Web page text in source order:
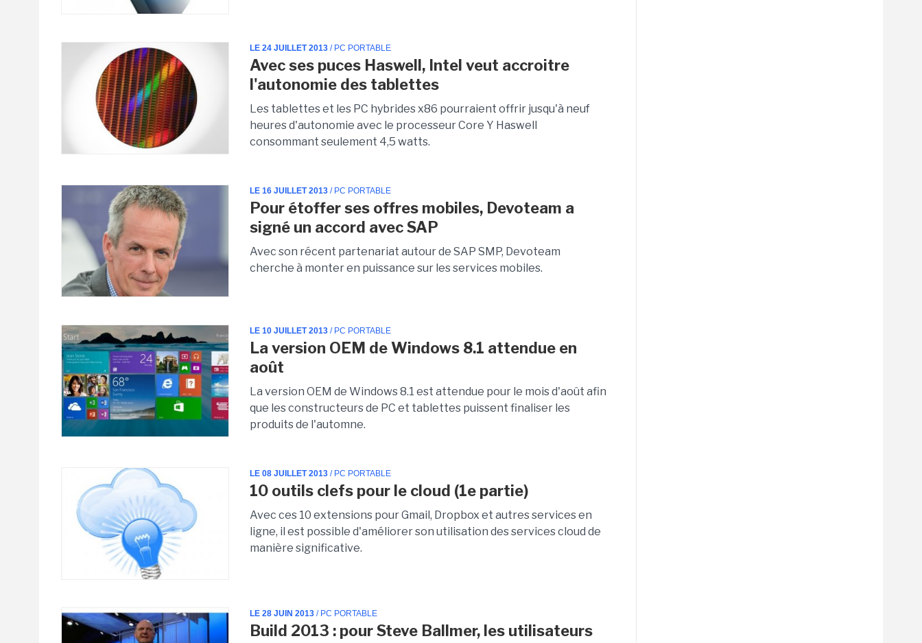
LE 24 JUILLET 2013 / PC PORTABLE
Avec ses puces Haswell, Intel veut accroitre
l'autonomie des tablettes
Les tablettes et les PC hybrides x86 pourraient offrir jusqu'à neuf
heures d'autonomie avec le processeur Core Y Haswell
consommant seulement 4,5 watts.
LE 16 JUILLET 2013 / PC PORTABLE
Pour étoffer ses offres mobiles, Devoteam a
signé un accord avec SAP
Avec son récent partenariat autour de SAP SMP, Devoteam
cherche à monter en puissance sur les services mobiles.
LE 10 JUILLET 2013 / PC PORTABLE
La version OEM de Windows 8.1 attendue en
août
La version OEM de Windows 8.1 est attendue pour le mois d'août afin
que les constructeurs de PC et tablettes puissent finaliser les
produits de l'automne.
LE 08 JUILLET 2013 / PC PORTABLE
10 outils clefs pour le cloud (1e partie)
Avec ces 10 extensions pour Gmail, Dropbox et autres services en
ligne, il est possible d'améliorer son utilisation des services cloud de
manière significative.
LE 28 JUIN 2013 / PC PORTABLE
Build 2013 : pour Steve Ballmer, les utilisateurs